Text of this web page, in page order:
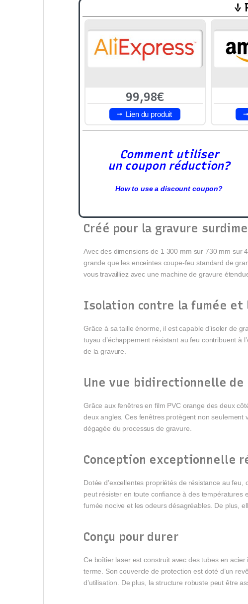
↓
99,98€
Lien du produit
Comment utiliser
un coupon réduction?
How to use a discount coupon?
Créé pour la gravure
Avec des dimensions de 1 300 mm sur 730 mm sur
grande que les enceintes coupe-feu standard de
vous travailliez avec une machine de gravure
Isolation contre la fumée et
Grâce à sa taille énorme, il est capable d’isoler de
tuyau d’échappement résistant au feu contribuent à
de la gravure.
Une vue bidirectionnelle de
Grâce aux fenêtres en film PVC orange des deux
deux angles. Ces fenêtres protègent non
dégagée du processus de gravure.
Conception exceptionnelle
Dotée d’excellentes propriétés de résistance au
peut résister en toute confiance à des températures
fumée nocive et les odeurs désagréables. De plus,
Conçu pour durer
Ce boîtier laser est construit avec des tubes en
terme. Son couvercle de protection est doté d’un
d’utilisation. De plus, la structure robuste peut être